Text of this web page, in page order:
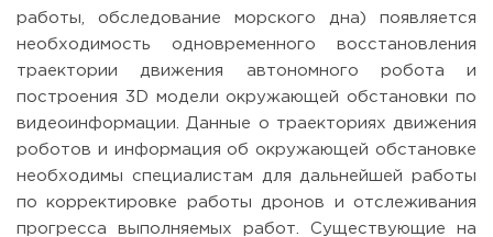
работы, обследование морского дна) появляется
необходимость одновременного восстановления
траектории движения автономного робота и
построения 3D модели окружающей обстановки по
видеоинформации. Данные о траекториях движения
роботов и информация об окружающей обстановке
необходимы специалистам для дальнейшей работы
по корректировке работы дронов и отслеживания
прогресса выполняемых работ. Существующие на